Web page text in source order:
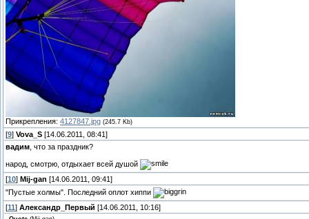
Прикрепления: 4127847.jpg (245.7 Kb)
[9] Vova_S [14.06.2011, 08:41]
вадим , что за праздник?
народ, смотрю, отдыхает всей душой
[10] Mij-gan [14.06.2011, 09:41]
"Пустые холмы". Последний оплот хиппи
[11 ] Александр_Первый [14.06.2011, 10:16]